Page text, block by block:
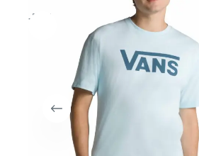
-50%